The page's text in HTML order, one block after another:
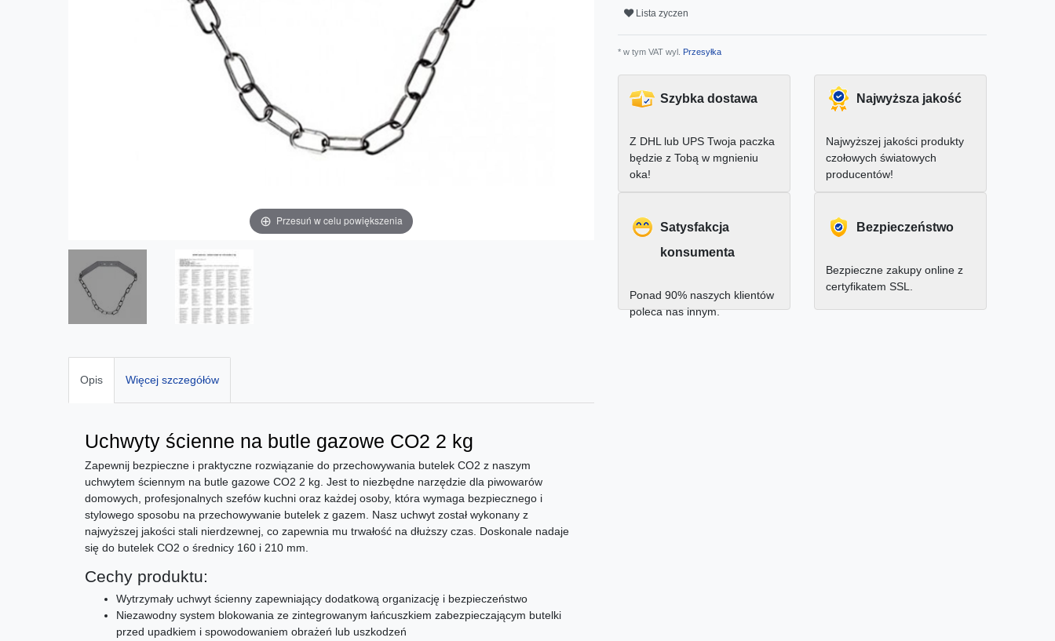
Przesuń w celu powiększenia
Opis Więcej szczegółów
Uchwyty ścienne na butle gazowe CO2 2 kg
Zapewnij bezpieczne i praktyczne rozwiązanie do przechowywania butelek CO2 z naszym
uchwytem ściennym na butle gazowe CO2 2 kg. Jest to niezbędne narzędzie dla piwowarów
domowych, profesjonalnych szefów kuchni oraz każdej osoby, która wymaga bezpiecznego i
stylowego sposobu na przechowywanie butelek z gazem. Nasz uchwyt został wykonany z
najwyższej jakości stali nierdzewnej, co zapewnia mu trwałość na dłuższy czas. Doskonale nadaje
się do butelek CO2 o średnicy 160 i 210 mm.
Cechy produktu:
Wytrzymały uchwyt ścienny zapewniający dodatkową organizację i bezpieczeństwo
Niezawodny system blokowania ze zintegrowanym łańcuszkiem zabezpieczającym butelki
przed upadkiem i spowodowaniem obrażeń lub uszkodzeń
Lista zyczen
* w tym VAT wyl. Przesyłka
Szybka dostawa
Z DHL lub UPS Twoja paczka
będzie z Tobą w mgnieniu
oka!
Najwyższa jakość
Najwyższej jakości produkty
czołowych światowych
producentów!
Satysfakcja
konsumenta
Ponad 90% naszych klientów
poleca nas innym.
Bezpieczeństwo
Bezpieczne zakupy online z
certyfikatem SSL.